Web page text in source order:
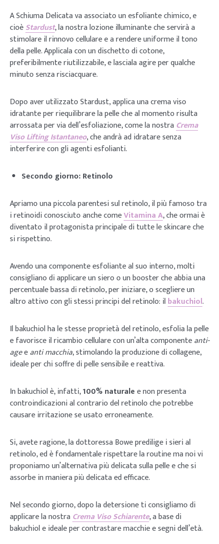
A Schiuma Delicata va associato un esfoliante chimico, e
cioèStardust, la nostra lozione illuminante che servirà a
stimolare il rinnovo cellulare e a rendere uniforme il tono
della pelle. Applicala con un dischetto di cotone,
preferibilmente riutilizzabile, e lasciala agire per qualche
minuto senza risciacquare.
Dopo aver utilizzato Stardust, applica una crema viso
idratante per riequilibrare la pelle che al momento risulta
arrossata per via dell’esfoliazione, come la nostraCrema
Viso Lifting Istantaneo, che andrà ad idratare senza
interferire con gli agenti esfolianti.
Secondo giorno: Retinolo
Apriamo una piccola parentesi sul retinolo, il più famoso tra
i retinoidi conosciuto anche comeVitamina A, che ormai è
diventato il protagonista principale di tutte le skincare che
si rispettino.
Avendo una componente esfoliante al suo interno, molti
consigliano di applicare un siero o un booster che abbia una
percentuale bassa di retinolo, per iniziare, o scegliere un
altro attivo con gli stessi principi del retinolo: ilbakuchiol.
Il bakuchiol ha le stesse proprietà del retinolo, esfolia la pelle
e favorisce il ricambio cellulare con un’alta componenteanti-
ageeanti macchia, stimolando la produzione di collagene,
ideale per chi soffre di pelle sensibile e reattiva.
In bakuchiol è, infatti,100% naturalee non presenta
controindicazioni al contrario del retinolo che potrebbe
causare irritazione se usato erroneamente.
Si, avete ragione, la dottoressa Bowe predilige i sieri al
retinolo, ed è fondamentale rispettare la routine ma noi vi
proponiamo un’alternativa più delicata sulla pelle e che si
assorbe in maniera più delicata ed efficace.
Nel secondo giorno, dopo la detersione ti consigliamo di
applicare la nostraCrema Viso Schiarente, a base di
bakuchiol e ideale per contrastare macchie e segni dell’età.